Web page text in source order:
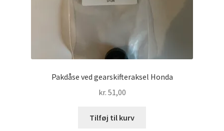
Pakdåse ved gearskifteraksel Honda
kr. 51,00
Tilføj til kurv